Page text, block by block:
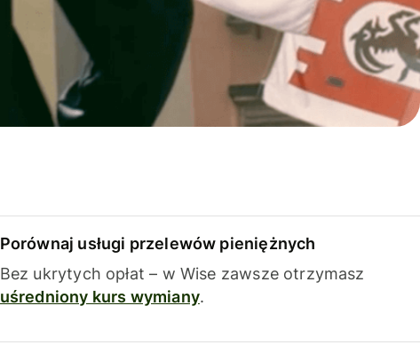
Porównaj usługi przelewów pieniężnych
Bez ukrytych opłat – w Wise zawsze otrzymasz
uśredniony kurs wymiany.